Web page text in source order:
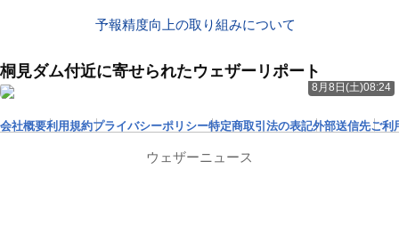
予報精度向上の取り組みについて
桐見ダム付近に寄せられたウェザーリポート
8月8日(土)08:24
会社概要利用規約プライバシーポリシー特定商取引法の表記外部送信先ご利
ウェザーニュース